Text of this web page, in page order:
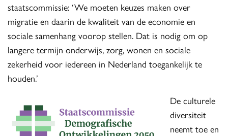
staatscommissie: ‘We moeten keuzes maken over
migratie en daarin de kwaliteit van de economie en
sociale samenhang voorop stellen. Dat is nodig om op
langere termijn onderwijs, zorg, wonen en sociale
zekerheid voor iedereen in Nederland toegankelijk te
houden.’
De culturele
diversiteit
neemt toe en